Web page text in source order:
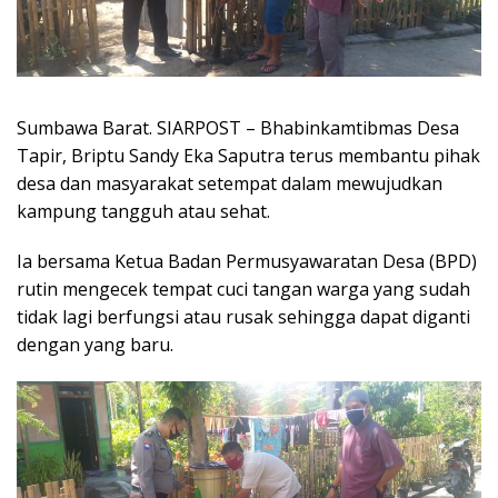
Sumbawa Barat. SIARPOST – Bhabinkamtibmas Desa
Tapir, Briptu Sandy Eka Saputra terus membantu pihak
desa dan masyarakat setempat dalam mewujudkan
kampung tangguh atau sehat.
Ia bersama Ketua Badan Permusyawaratan Desa (BPD)
rutin mengecek tempat cuci tangan warga yang sudah
tidak lagi berfungsi atau rusak sehingga dapat diganti
dengan yang baru.